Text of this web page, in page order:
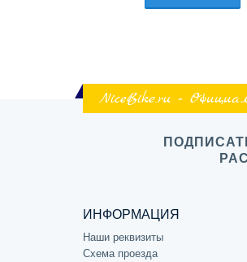
NiceBike.ru -
ИНФОРМАЦИЯ
Наши реквизиты
Схема проезда